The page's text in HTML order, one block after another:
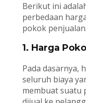
Berikut ini
perbedaan
pokok penjualan.
1. Harga
Pada dasarnya,
seluruh biaya
membuat suatu